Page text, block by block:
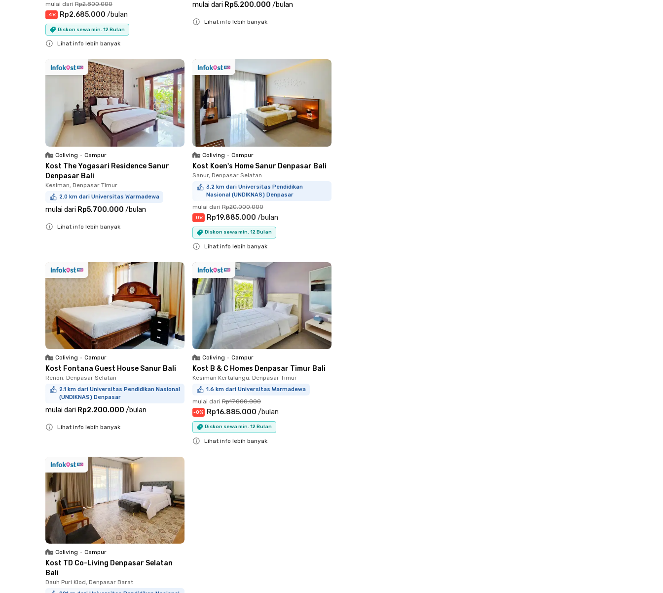
mulai dari Rp2.800.000
-4% Rp2.685.000 /bulan
Diskon sewa min. 12 Bulan
Lihat info lebih banyak
mulai dari Rp5.200.000 /bulan
Lihat info lebih banyak
Coliving • Campur
Kost The Yogasari Residence Sanur
Denpasar Bali
Kesiman, Denpasar Timur
2.0 km dari Universitas Warmadewa
mulai dari Rp5.700.000 /bulan
Lihat info lebih banyak
Coliving • Campur
Kost Koen's Home Sanur Denpasar Bali
Sanur, Denpasar Selatan
3.2 km dari Universitas Pendidikan
Nasional (UNDIKNAS) Denpasar
mulai dari Rp20.000.000
-0% Rp19.885.000 /bulan
Diskon sewa min. 12 Bulan
Lihat info lebih banyak
Coliving • Campur
Kost Fontana Guest House Sanur Bali
Renon, Denpasar Selatan
2.1 km dari Universitas Pendidikan Nasional
(UNDIKNAS) Denpasar
mulai dari Rp2.200.000 /bulan
Lihat info lebih banyak
Coliving • Campur
Kost B & C Homes Denpasar Timur Bali
Kesiman Kertalangu, Denpasar Timur
1.6 km dari Universitas Warmadewa
mulai dari Rp17.000.000
-0% Rp16.885.000 /bulan
Diskon sewa min. 12 Bulan
Lihat info lebih banyak
Coliving • Campur
Kost TD Co-Living Denpasar Selatan
Bali
Dauh Puri Klod, Denpasar Barat